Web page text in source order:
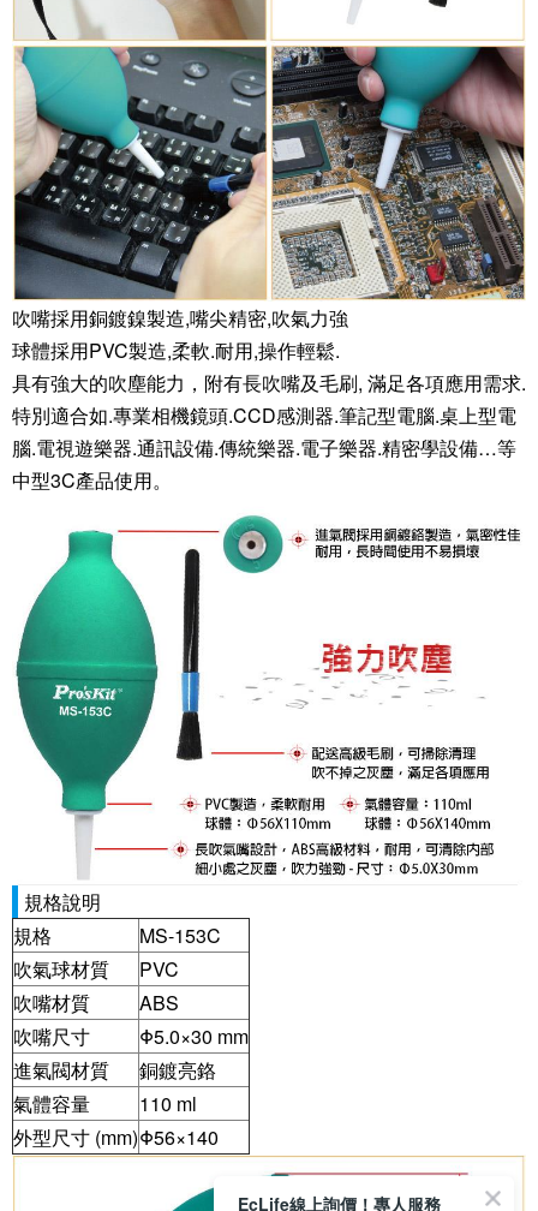
吹嘴採用銅鍍鎳製造,嘴尖精密,吹氣力強
球體採用PVC製造,柔軟.耐用,操作輕鬆.
具有強大的吹塵能力，附有長吹嘴及毛刷, 滿足各項應用需求.
特別適合如.專業相機鏡頭.CCD感測器.筆記型電腦.桌上型電
腦.電視遊樂器.通訊設備.傳統樂器.電子樂器.精密學設備…等
中型3C產品使用。
規格說明
規格
MS-153C
吹氣球材質
PVC
吹嘴材質
ABS
吹嘴尺寸
Φ5.0×30 mm
進氣閥材質
銅鍍亮鉻
氣體容量
110 ml
外型尺寸 (mm)Φ56×140
EcLife線上詢價！專人服務